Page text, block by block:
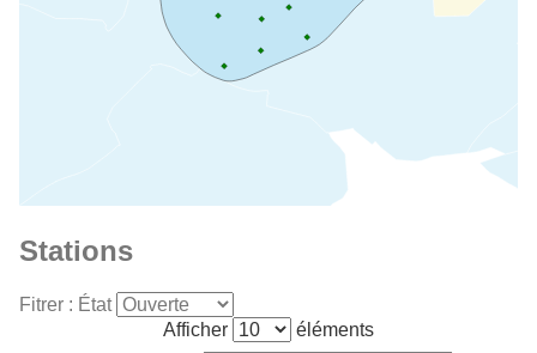
Stations
Fitrer : État
Afficher
éléments